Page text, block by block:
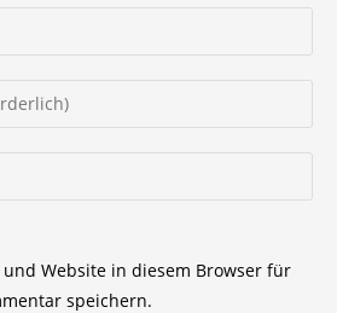
und Website in diesem Browser für
speichern.